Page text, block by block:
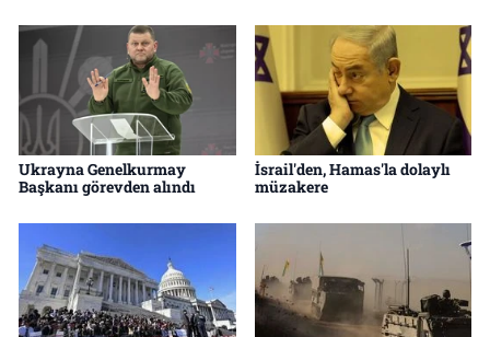
Ukrayna Genelkurmay
Başkanı görevden alındı
İsrail'den, Hamas'la dolaylı
müzakere